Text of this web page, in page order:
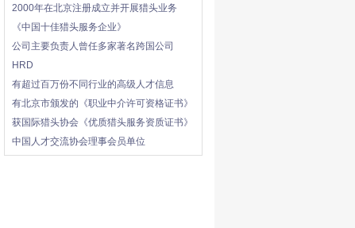
2000年在北京注册成立并开展猎头业务
《中国十佳猎头服务企业》
公司主要负责人曾任多家著名跨国公司
HRD
有超过百万份不同行业的高级人才信息
有北京市颁发的《职业中介许可资格证书》
获国际猎头协会《优质猎头服务资质证书》
中国人才交流协会理事会员单位